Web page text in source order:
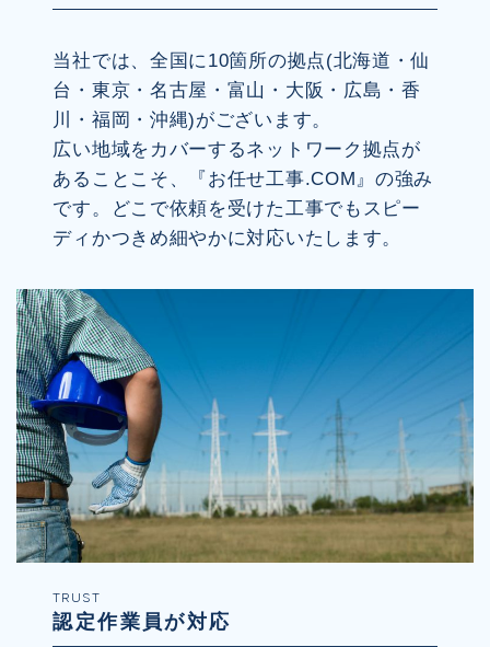
当社では、全国に10箇所の拠点(北海道・仙
台・東京・名古屋・富山・大阪・広島・香
川・福岡・沖縄)がございます。
広い地域をカバーするネットワーク拠点が
あることこそ、『お任せ工事.COM』の強み
です。どこで依頼を受けた工事でもスピー
ディかつきめ細やかに対応いたします。
TRUST
認定作業員が対応